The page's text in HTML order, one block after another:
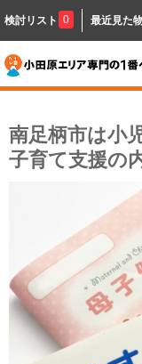
検討リスト 0 最近見た
南足柄市は小
子育て支援の